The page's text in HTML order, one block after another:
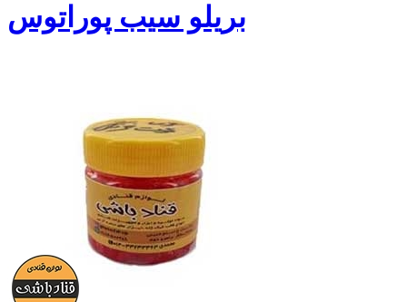
بریلو سیب پوراتوس